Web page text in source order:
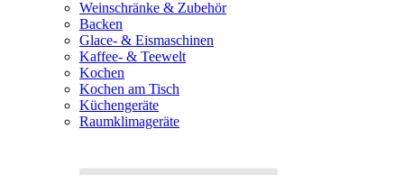
Weinschränke & Zubehör
Backen
Glace- & Eismaschinen
Kaffee- & Teewelt
Kochen
Kochen am Tisch
Küchengeräte
Raumklimageräte